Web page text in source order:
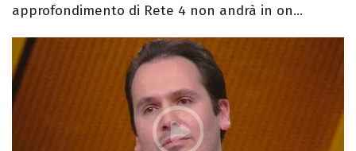
approfondimento di Rete 4 non andrà in on...